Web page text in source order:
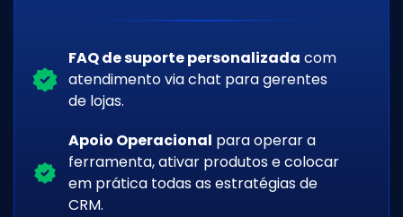
FAQ de suporte personalizada com
atendimento via chat para gerentes
de lojas.
Apoio Operacional para operar a
ferramenta, ativar produtos e colocar
em prática todas as estratégias de
CRM.